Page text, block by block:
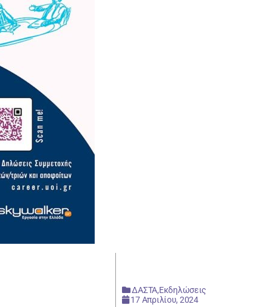
ΔΑΣΤΑ,Εκδηλώσεις
17 Απριλίου, 2024